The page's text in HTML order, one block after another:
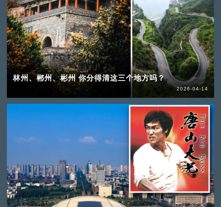
林州、郴州、彬州 你分得清这三个地方吗？
2026-04-14